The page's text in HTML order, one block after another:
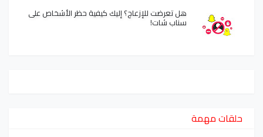
هل تعرضت للإزعاج؟ إليك كيفية حظر الأشخاص على
سناب شات!
حلقات مهمة